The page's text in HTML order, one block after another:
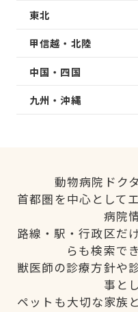
東北
甲信越・北陸
中国・四国
九州・沖縄
動物病院ドク
首都圏を中心として
病院
路線・駅・行政区だ
らも検索で
獣医師の診療方針や
事と
ペットも大切な家族